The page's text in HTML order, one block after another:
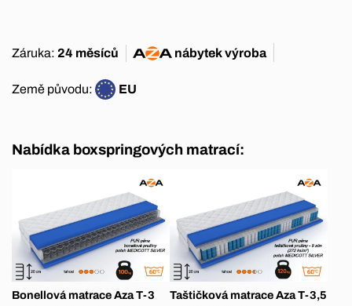
Záruka: 24 měsíců nábytekvýroba
Země původu: EU
Nabídka boxspringových matrací:
Bonellová matrace Aza T-3 Taštičková matrace Aza T-3,5